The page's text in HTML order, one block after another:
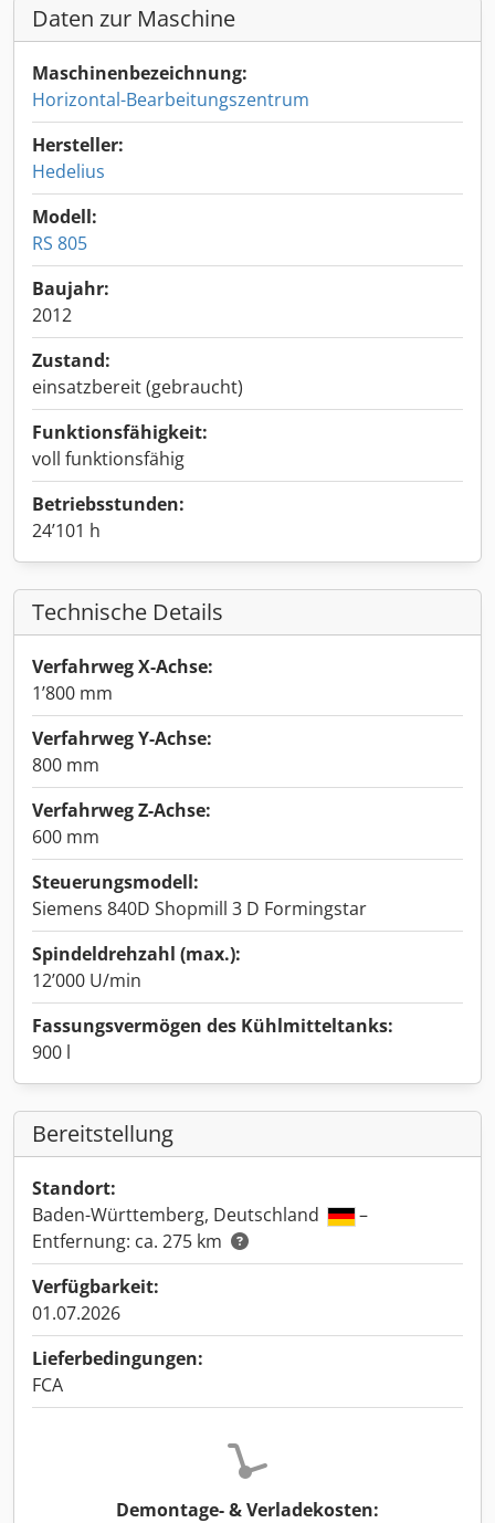
Daten zur Maschine
Maschinenbezeichnung:
Horizontal-Bearbeitungszentrum
Hersteller:
Hedelius
Modell:
RS 805
Baujahr:
2012
Zustand:
einsatzbereit (gebraucht)
Funktionsfähigkeit:
voll funktionsfähig
Betriebsstunden:
24’101 h
Technische Details
Verfahrweg X-Achse:
1’800 mm
Verfahrweg Y-Achse:
800 mm
Verfahrweg Z-Achse:
600 mm
Steuerungsmodell:
Siemens 840D Shopmill 3 D Formingstar
Spindeldrehzahl (max.):
12’000 U/min
Fassungsvermögen des Kühlmitteltanks:
900 l
Bereitstellung
Standort:
Baden-Württemberg, Deutschland
–
Entfernung: ca. 275 km
Verfügbarkeit:
01.07.2026
Lieferbedingungen:
FCA
Demontage- & Verladekosten: